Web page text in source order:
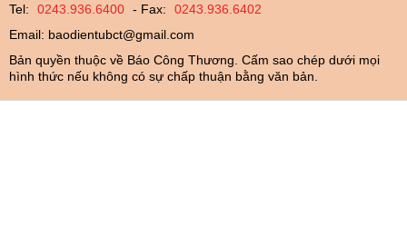
Tel:
0243.936.6400 - Fax:
0243.936.6402
Email: baodientubct@gmail.com
Bản quyền thuộc về Báo Công Thương. Cấm sao chép dưới mọi
hình thức nếu không có sự chấp thuận bằng văn bản.